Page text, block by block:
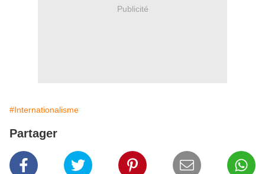
Publicité
#Internationalisme
Partager